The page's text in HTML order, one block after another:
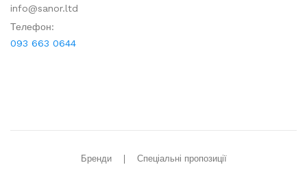
info@sanor.ltd
Телефон:
093 663 0644
Бренди Спеціальні пропозиції